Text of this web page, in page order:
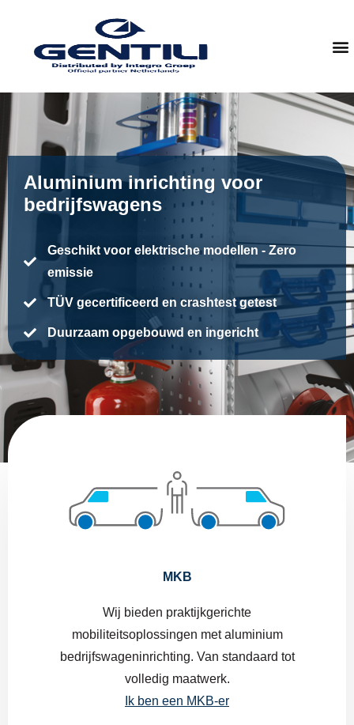
Aluminium inrichting voor
bedrijfswagens
Geschikt voor elektrische modellen - Zero
emissie
TÜV gecertificeerd en crashtest getest
Duurzaam opgebouwd en ingericht
MKB
Wij bieden praktijkgerichte
mobiliteitsoplossingen met aluminium
bedrijfswageninrichting. Van standaard tot
volledig maatwerk.
Ik ben een MKB-er